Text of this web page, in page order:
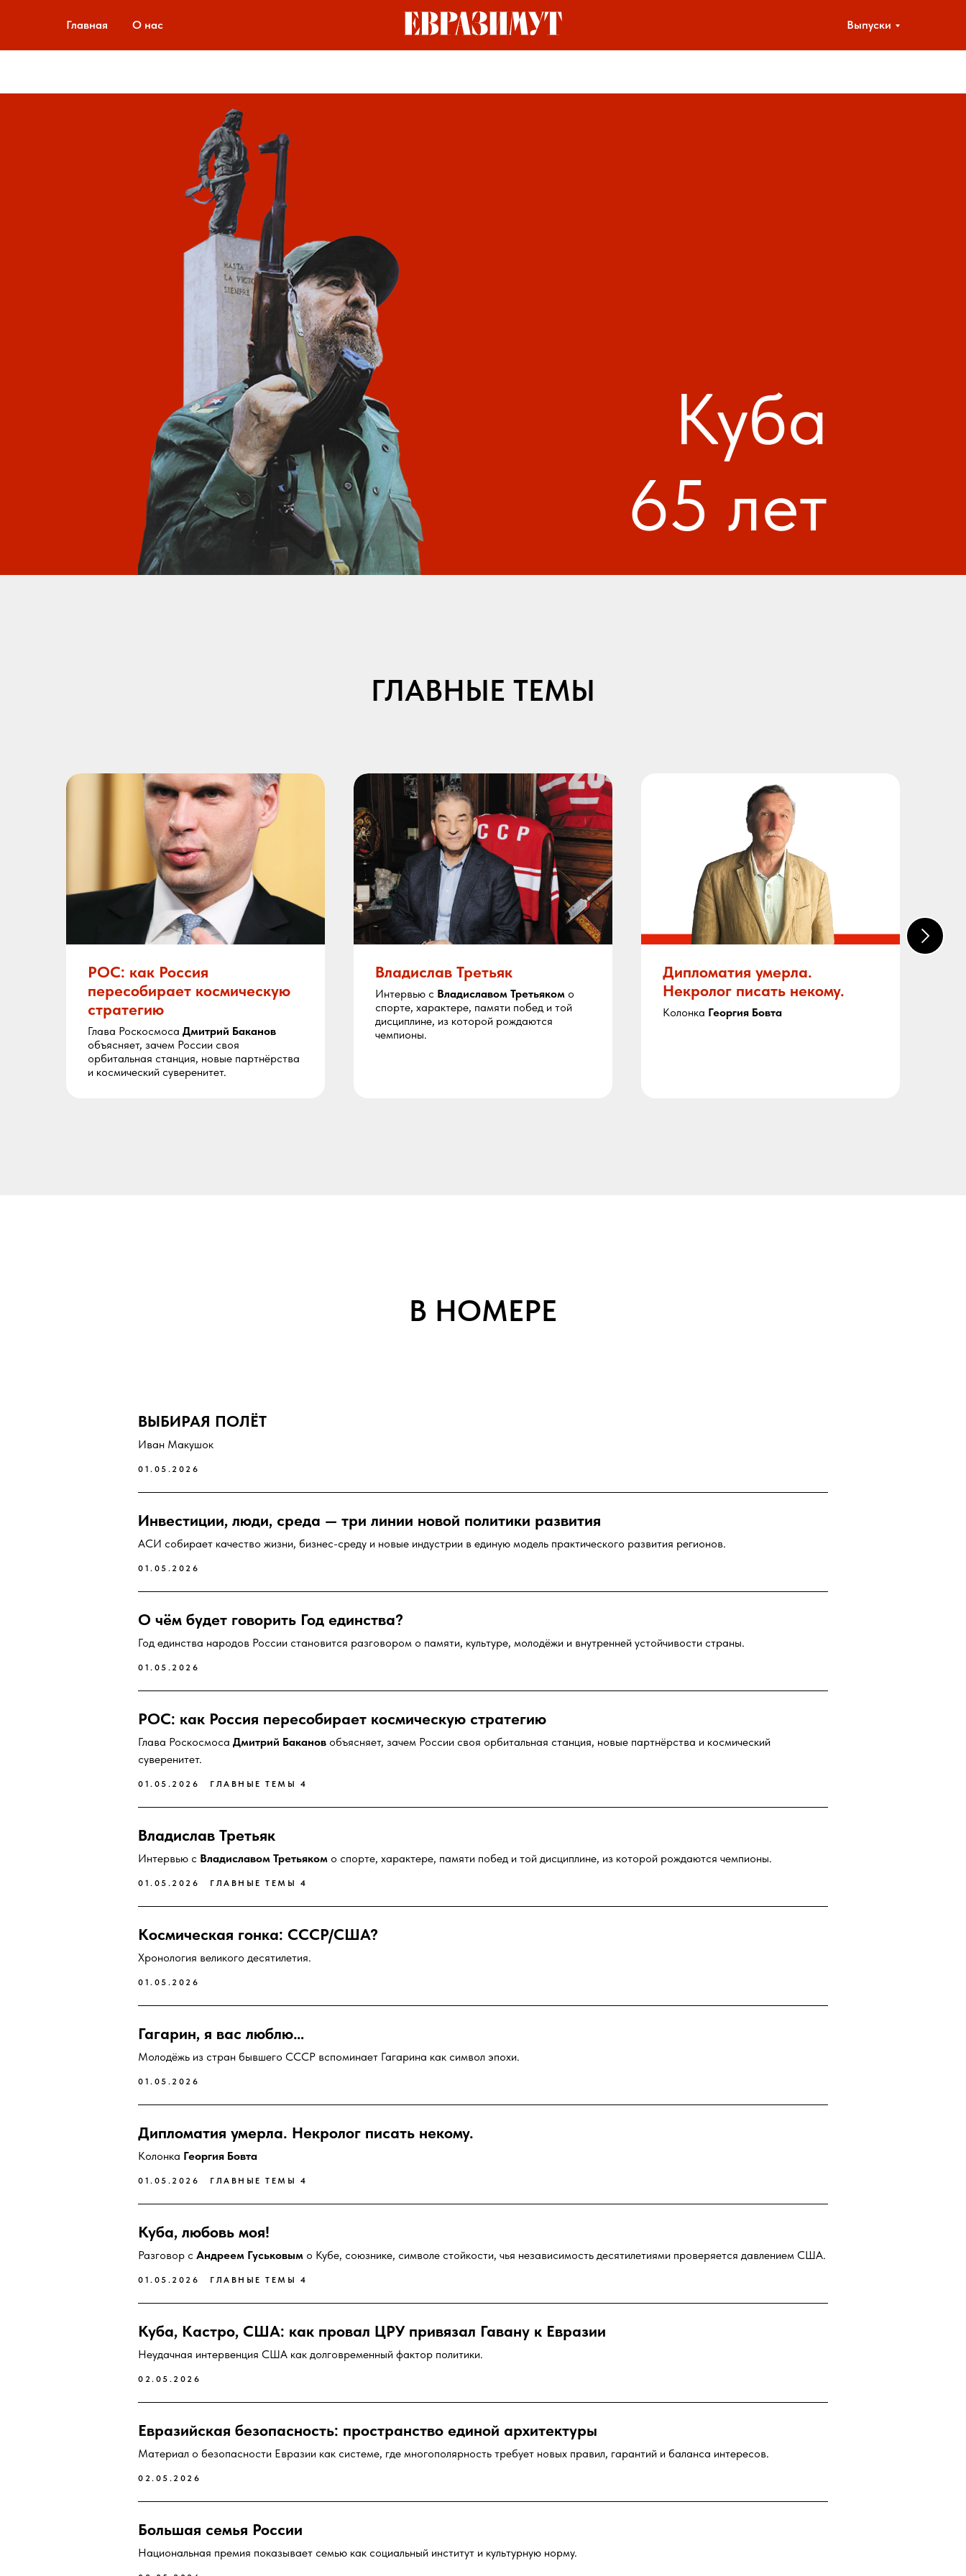
Главная О нас Выпуски
Куба
65 лет
ГЛАВНЫЕ ТЕМЫ
РОС: как Россия
пересобирает космическую
стратегию
Глава Роскосмоса Дмитрий Баканов
объясняет, зачем России своя
орбитальная станция, новые партнёрства
и космический суверенитет.
Владислав Третьяк
Интервью с Владиславом Третьяком о
спорте, характере, памяти побед и той
дисциплине, из которой рождаются
чемпионы.
Дипломатия умерла.
Некролог писать некому.
Колонка Георгия Бовта
В НОМЕРЕ
ВЫБИРАЯ ПОЛЁТ
Иван Макушок
01.05.2026
Инвестиции, люди, среда — три линии новой политики развития
АСИ собирает качество жизни, бизнес-среду и новые индустрии в единую модель практического развития регионов.
01.05.2026
О чём будет говорить Год единства?
Год единства народов России становится разговором о памяти, культуре, молодёжи и внутренней устойчивости страны.
01.05.2026
РОС: как Россия пересобирает космическую стратегию
Глава Роскосмоса Дмитрий Баканов объясняет, зачем России своя орбитальная станция, новые партнёрства и космический
суверенитет.
01.05.2026 ГЛАВНЫЕ ТЕМЫ 4
Владислав Третьяк
Интервью с Владиславом Третьяком о спорте, характере, памяти побед и той дисциплине, из которой рождаются чемпионы.
01.05.2026 ГЛАВНЫЕ ТЕМЫ 4
Космическая гонка: СССР/США?
Хронология великого десятилетия.
01.05.2026
Гагарин, я вас люблю…
Молодёжь из стран бывшего СССР вспоминает Гагарина как символ эпохи.
01.05.2026
Дипломатия умерла. Некролог писать некому.
Колонка Георгия Бовта
01.05.2026 ГЛАВНЫЕ ТЕМЫ 4
Куба, любовь моя!
Разговор с Андреем Гуськовым о Кубе, союзнике, символе стойкости, чья независимость десятилетиями проверяется давлением США.
01.05.2026 ГЛАВНЫЕ ТЕМЫ 4
Куба, Кастро, США: как провал ЦРУ привязал Гавану к Евразии
Неудачная интервенция США как долговременный фактор политики.
02.05.2026
Евразийская безопасность: пространство единой архитектуры
Материал о безопасности Евразии как системе, где многополярность требует новых правил, гарантий и баланса интересов.
02.05.2026
Большая семья России
Национальная премия показывает семью как социальный институт и культурную норму.